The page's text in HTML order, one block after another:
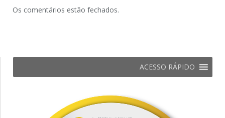
Os comentários estão fechados.
ACESSO RÁPIDO